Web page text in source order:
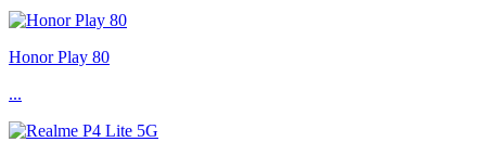
Honor Play 80
...